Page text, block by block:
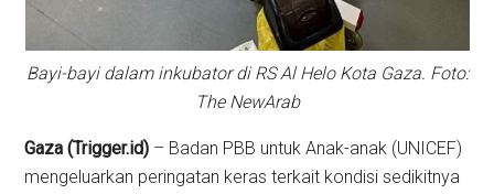
Bayi-bayi dalam inkubator di RS Al Helo Kota Gaza. Foto:
The NewArab
Gaza (Trigger.id) – Badan PBB untuk Anak-anak (UNICEF)
mengeluarkan peringatan keras terkait kondisi sedikitnya